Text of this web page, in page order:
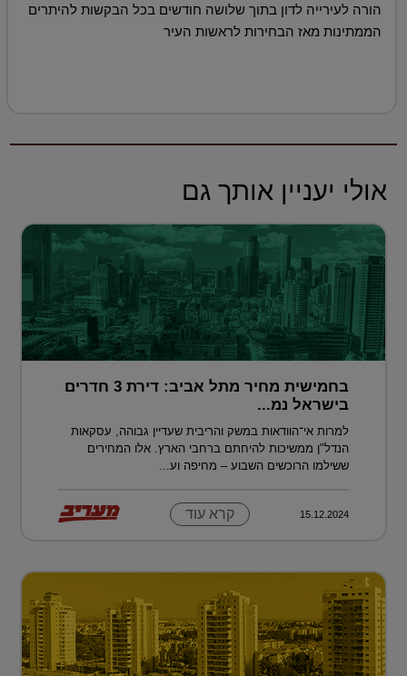
הורה לעירייה לדון בתוך שלושה חודשים בכל הבקשות להיתרים
הממתינות מאז הבחירות לראשות העיר
אולי יעניין אותך גם
בחמישית מחיר מתל אביב: דירת 3 חדרים
בישראל נמ...
למרות אי־הוודאות במשק והריבית שעדיין גבוהה, עסקאות
הנדל"ן ממשיכות להיחתם ברחבי הארץ. אלו המחירים
ששילמו הרוכשים השבוע – מחיפה וע...
15.12.2024 קרא עוד